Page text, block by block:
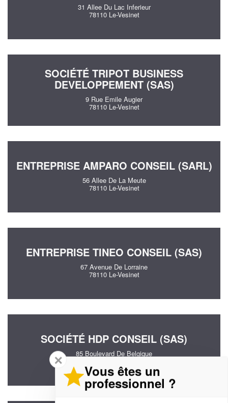
31 Allee Du Lac Inferieur
78110 Le-Vesinet
SOCIÉTÉ TRIPOT BUSINESS
DEVELOPPEMENT (SAS)
9 Rue Emile Augier
78110 Le-Vesinet
ENTREPRISE AMPARO CONSEIL (SARL)
56 Allee De La Meute
78110 Le-Vesinet
ENTREPRISE TINEO CONSEIL (SAS)
67 Avenue De Lorraine
78110 Le-Vesinet
SOCIÉTÉ HDP CONSEIL (SAS)
85 Boulevard De Belgique
✕
Vous êtes un
professionnel ?